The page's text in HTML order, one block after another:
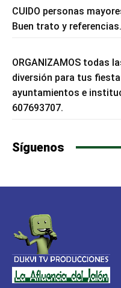
CUIDO personas
Buen trato y
ORGANIZAMOS todas
diversión para tus
ayuntamientos e
607693707.
Síguenos